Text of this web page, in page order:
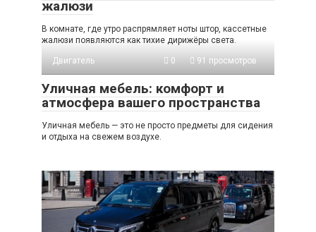
жалюзи
В комнате, где утро распрямляет ноты штор, кассетные
жалюзи появляются как тихие дирижёры света.
Двигатель 0 91 просмотров
Уличная мебель: комфорт и
атмосфера вашего пространства
Уличная мебель — это не просто предметы для сидения
и отдыха на свежем воздухе.